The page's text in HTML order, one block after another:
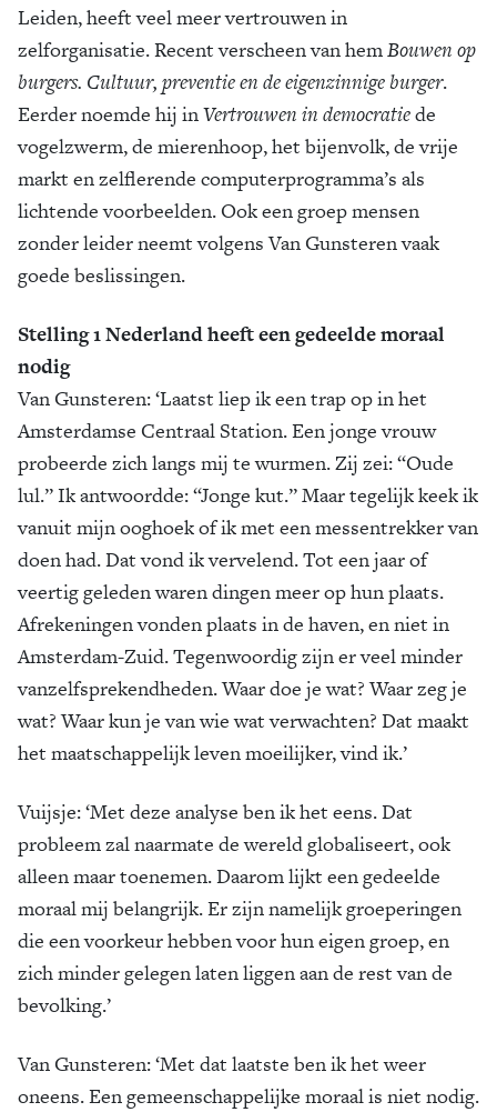
Leiden, heeft veel meer vertrouwen in
zelforganisatie. Recent verscheen van hemBouwen op
burgers. Cultuur, preventie en de eigenzinnige burger.
Eerder noemde hij inVertrouwen in democratiede
vogelzwerm, de mierenhoop, het bijenvolk, de vrije
markt en zelflerende computerprogramma’s als
lichtende voorbeelden. Ook een groep mensen
zonder leider neemt volgens Van Gunsteren vaak
goede beslissingen.
Stelling 1 Nederland heeft een gedeelde moraal
nodig
Van Gunsteren: ‘Laatst liep ik een trap op in het
Amsterdamse Centraal Station. Een jonge vrouw
probeerde zich langs mij te wurmen. Zij zei: “Oude
lul.” Ik antwoordde: “Jonge kut.” Maar tegelijk keek ik
vanuit mijn ooghoek of ik met een messentrekker van
doen had. Dat vond ik vervelend. Tot een jaar of
veertig geleden waren dingen meer op hun plaats.
Afrekeningen vonden plaats in de haven, en niet in
Amsterdam-Zuid. Tegenwoordig zijn er veel minder
vanzelfsprekendheden. Waar doe je wat? Waar zeg je
wat? Waar kun je van wie wat verwachten? Dat maakt
het maatschappelijk leven moeilijker, vind ik.’
Vuijsje: ‘Met deze analyse ben ik het eens. Dat
probleem zal naarmate de wereld globaliseert, ook
alleen maar toenemen. Daarom lijkt een gedeelde
moraal mij belangrijk. Er zijn namelijk groeperingen
die een voorkeur hebben voor hun eigen groep, en
zich minder gelegen laten liggen aan de rest van de
bevolking.’
Van Gunsteren: ‘Met dat laatste ben ik het weer
oneens. Een gemeenschappelijke moraal is niet nodig.